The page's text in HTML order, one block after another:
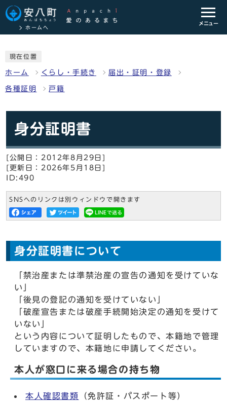
ホームへ
メニュー
現在位置
ホーム くらし・手続き 届出・証明・登録
各種証明 戸籍
身分証明書
[公開日：2012年8月29日]
[更新日：2026年5月18日]
ID:490
SNSへのリンクは別ウィンドウで開きます
身分証明書について
「禁治産または準禁治産の宣告の通知を受けていな
い」
「後見の登記の通知を受けていない」
「破産宣告または破産手続開始決定の通知を受けて
いない」
という内容について証明したもので、本籍地で管理
していますので、本籍地に申請してください。
本人が窓口に来る場合の持ち物
本人確認書類 （免許証・パスポート等）